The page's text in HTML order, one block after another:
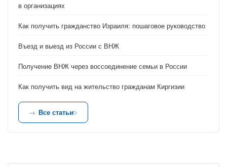
в организациях
Как получить гражданство Израиля: пошаговое руководство
Въезд и выезд из России с ВНЖ
Получение ВНЖ через воссоединение семьи в России
Как получить вид на жительство гражданам Киргизии
Все статьи